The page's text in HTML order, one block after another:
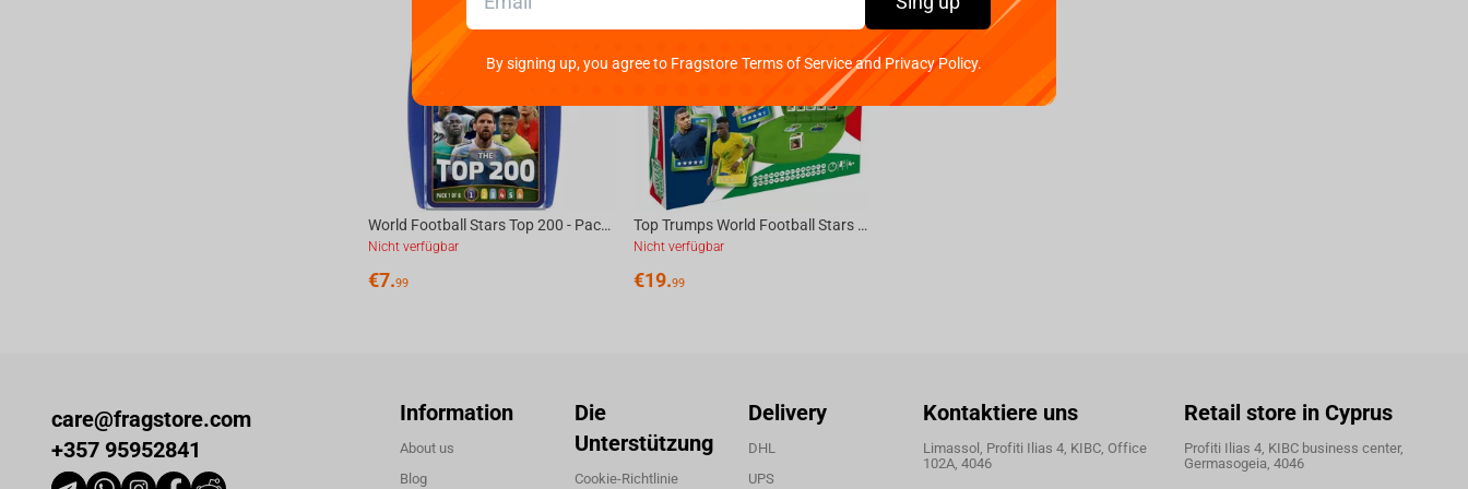
World Football Stars Top 200 - Pack 1 Top Trumps Card Game English
Nicht verfügbar
€7.99
Top Trumps World Football Stars Match
Nicht verfügbar
€19.99
care@fragstore.com
+357 95952841
Information
About us
Blog
Die
Unterstützung
Cookie-Richtlinie
Delivery
DHL
UPS
Kontaktiere uns
Limassol, Profiti Ilias 4, KIBC, Office
102A, 4046
Retail store in Cyprus
Profiti Ilias 4, KIBC business center,
Germasogeia, 4046
By signing up, you agree to Fragstore Terms of Service and Privacy Policy.